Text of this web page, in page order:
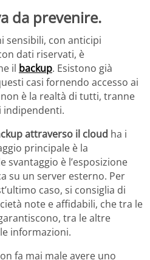
da prevenire.
sensibili, con anticipi
dati riservati, è
il backup. Esistono già
casi fornendo accesso ai
è la realtà di tutti, tranne
indipendenti.
attraverso il cloud ha i
principale è la
svantaggio è l’esposizione
su un server esterno. Per
caso, si consiglia di
note e affidabili, che tra le
tra le altre
informazioni.
fa mai male avere uno